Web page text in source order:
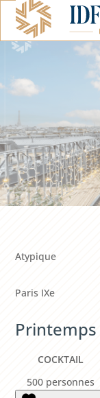
Atypique
Paris IXe
COCKTAIL
500 personnes